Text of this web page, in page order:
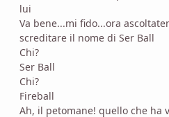
lui
Va bene...mi fido...ora
screditare il nome di Ser Ball
Chi?
Ser Ball
Chi?
Fireball
Ah, il petomane! quello che ha